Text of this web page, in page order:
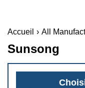
Accueil › All
Sunsong